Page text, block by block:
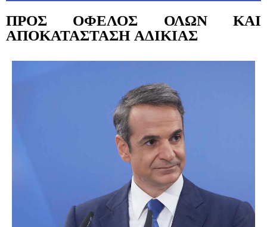
ΠΡΟΣ ΟΦΕΛΟΣ ΟΛΩΝ ΚΑΙ
ΑΠΟΚΑΤΑΣΤΑΣΗ ΑΔΙΚΙΑΣ